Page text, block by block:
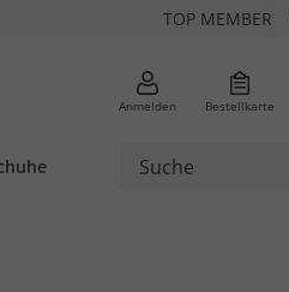
TOP MEMBER
Anmelden Bestellkarte